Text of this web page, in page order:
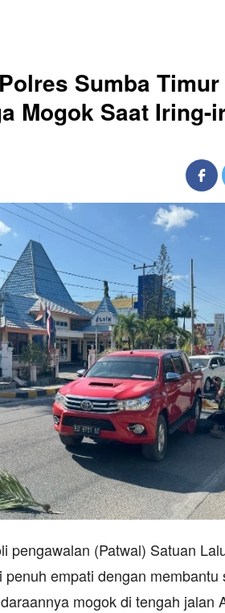
Sumba
Mogok Saat Iring-
pengawalan (Patwal) Satuan
penuh empati dengan membantu
mogok di tengah jalan